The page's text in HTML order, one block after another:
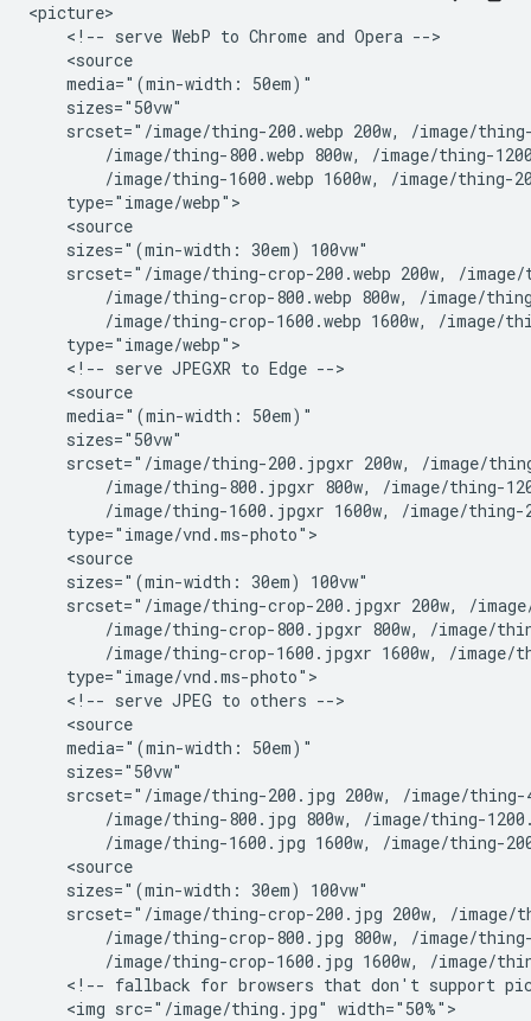
<picture>
    <!-- serve WebP to Chrome and Opera -->
    <source
    media="(min-width: 50em)"
    sizes="50vw"
srcset="/image/thing-200.webp 200w, /image/
/image/thing-800.webp 800w, /image/thing-
/image/thing-1600.webp 1600w, /image/thing-
    type="image/webp">
    <source
    sizes="(min-width: 30em) 100vw"
srcset="/image/thing-crop-200.webp 200w, /
/image/thing-crop-800.webp 800w, /image/
/image/thing-crop-1600.webp 1600w, /image/
    type="image/webp">
    <!-- serve JPEGXR to Edge -->
    <source
    media="(min-width: 50em)"
    sizes="50vw"
srcset="/image/thing-200.jpgxr 200w, /image/
/image/thing-800.jpgxr 800w, /image/thing-
/image/thing-1600.jpgxr 1600w, /image/
    type="image/vnd.ms-photo">
    <source
    sizes="(min-width: 30em) 100vw"
srcset="/image/thing-crop-200.jpgxr 200w, /
/image/thing-crop-800.jpgxr 800w, /image/
/image/thing-crop-1600.jpgxr 1600w, /image/
    type="image/vnd.ms-photo">
    <!-- serve JPEG to others -->
    <source
    media="(min-width: 50em)"
    sizes="50vw"
srcset="/image/thing-200.jpg 200w, /image/
/image/thing-800.jpg 800w, /image/thing-
/image/thing-1600.jpg 1600w, /image/thing-
    <source
    sizes="(min-width: 30em) 100vw"
srcset="/image/thing-crop-200.jpg 200w, /image/
/image/thing-crop-800.jpg 800w, /image/
/image/thing-crop-1600.jpg 1600w, /image/
<!-- fallback for browsers that don't support
    <img src="/image/thing.jpg" width="50%">